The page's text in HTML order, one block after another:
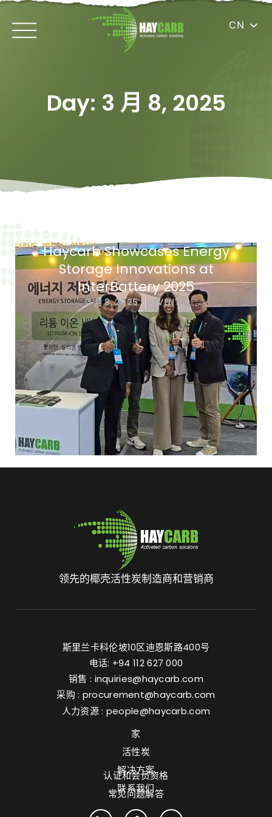
CN
Day: 3 月 8, 2025
Haycarb Showcases Energy
Storage Innovations at
InterBattery 2025
3 月 8, 2025 EVENTS
领先的椰壳活性炭制造商和营销商
斯里兰卡科伦坡10区迪恩斯路400号
电话: +94 112 627 000
销售 : inquiries@haycarb.com
采购 : procurement@haycarb.com
人力资源 : people@haycarb.com
家
活性炭
解决方案
联系我们
认证和会员资格
常见问题解答